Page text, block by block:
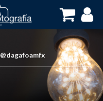
@dagafoamfx